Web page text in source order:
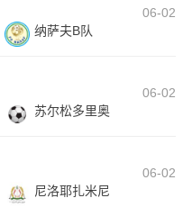
06-02
纳萨夫B队
06-02
苏尔松多里奥
06-02
尼洛耶扎米尼